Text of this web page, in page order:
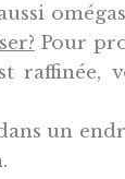
Pour
raffinée,
un